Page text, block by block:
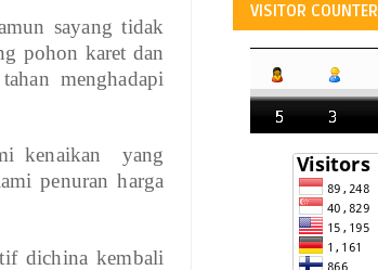
sayang tidak
pohon karet dan
menghadapi
kenaikan yang
penuran harga
dichina kembali
VISITOR COUNTER